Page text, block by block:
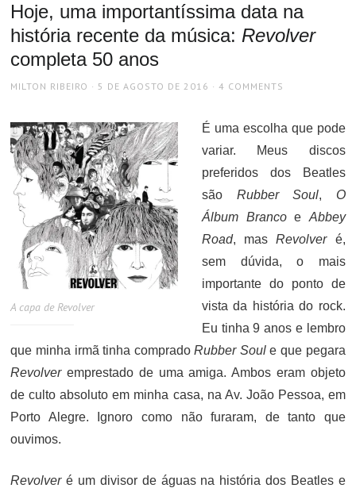
Hoje, uma importantíssima data na
história recente da música: Revolver
completa 50 anos
AUTHOR
MILTON RIBEIRO
POSTED
5 DE AGOSTO DE 2016 4 COMMENTS
A capa de Revolver
É uma escolha que pode
variar. Meus discos
preferidos dos Beatles
são Rubber Soul, O
Álbum Brancoe Abbey
Road, masRevolveré,
sem dúvida, o mais
importante do ponto de
vista da história do rock.
Eu tinha 9 anos e lembro
que minha irmã tinha compradoRubber Soule que pegara
Revolveremprestado de uma amiga. Ambos eram objeto
de culto absoluto em minha casa, na Av. João Pessoa, em
Porto Alegre. Ignoro como não furaram, de tanto que
ouvimos.
Revolveré um divisor de águas na história dos Beatles e